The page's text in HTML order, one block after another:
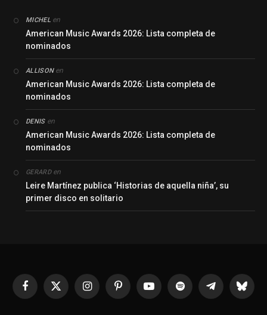
MICHELen
American Music Awards 2026: Lista completa de
nominados
ALLISONen
American Music Awards 2026: Lista completa de
nominados
DENISen
American Music Awards 2026: Lista completa de
nominados
GERARDen
Leire Martínez publica ‘Historias de aquella niña’, su
primer disco en solitario
Facebook
X
InstagramPinterestYouTubeSpotify Telegrama